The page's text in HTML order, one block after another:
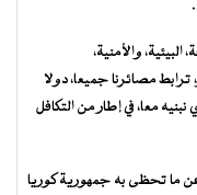
والأمنية،
مصائرنا جميعا، دولا
معا، في إطار من التكافل
عن ما تحظى به جمهورية كوريا